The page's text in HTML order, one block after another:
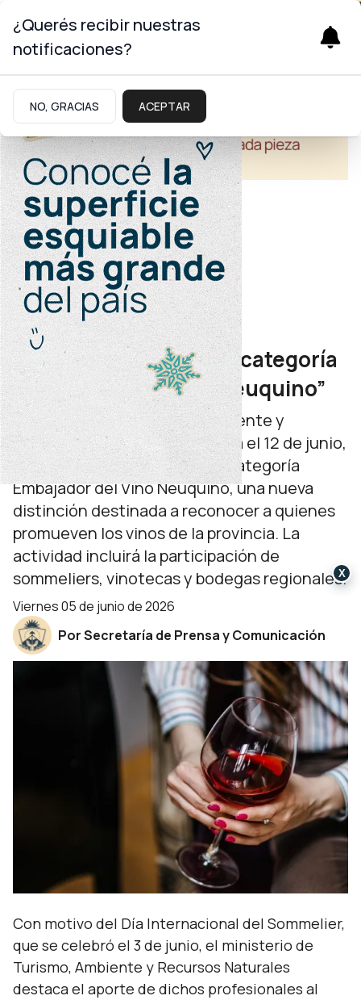
Turismo
Día del sommelier
Turismo presentará la categoría
“Embajador del vino neuquino”
El ministerio de Turismo, Ambiente y
Recursos Naturales presentará el 12 de junio,
en la Facultad de Turismo, la categoría
Embajador del Vino Neuquino, una nueva
distinción destinada a reconocer a quienes
promueven los vinos de la provincia. La
actividad incluirá la participación de
sommeliers, vinotecas y bodegas regionales.
viernes 05 de junio de 2026
Por Secretaría de Prensa y Comunicación
Con motivo del Día Internacional del Sommelier,
que se celebró el 3 de junio, el ministerio de
Turismo, Ambiente y Recursos Naturales
destaca el aporte de dichos profesionales al
¿Querés recibir nuestras
notificaciones?
NO, GRACIAS ACEPTAR
X